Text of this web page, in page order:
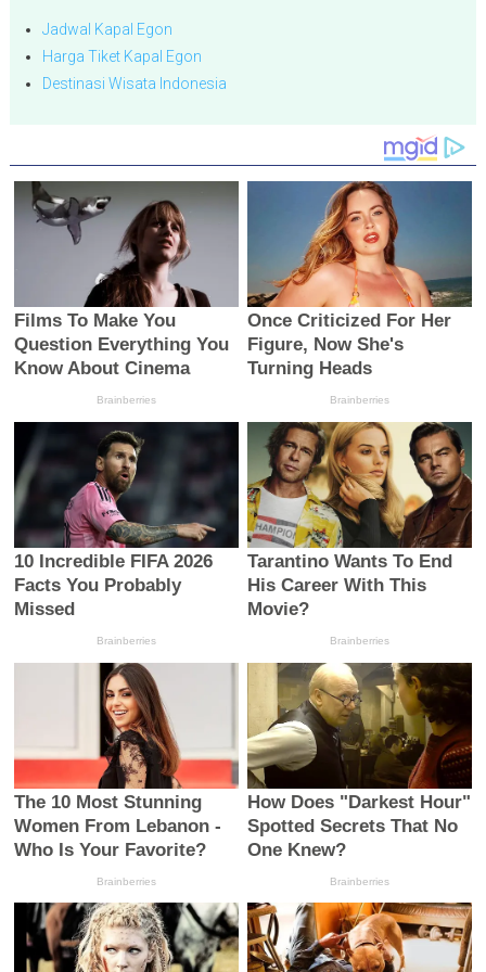
Jadwal Kapal Egon
Harga Tiket Kapal Egon
Destinasi Wisata Indonesia